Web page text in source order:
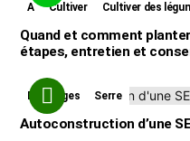
A Cultiver Cultiver des
Quand et comment
étapes, entretien et
Bricolages Serre
Autoconstruction d’une